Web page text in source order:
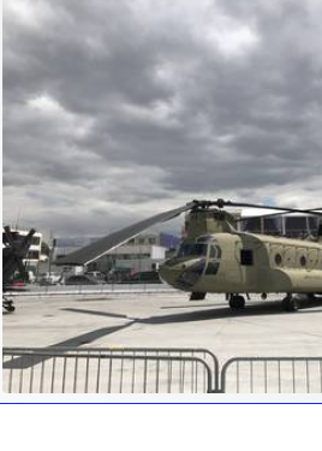
moi et quelques avions n'ont pas les
ouakamois
: Bonjourà toutes et à
quelques images du Pays Basque vous
d9pouces : Je me rattraperai à la Ferté
d9pouces : Malheureusement non un
fox_50: Bonjour, certains parmis vous
meeting de Lann Bihoué de 2026 ?
cachée dans les pins: Coucou et
au site!
jericho: Bonne année et tous mes
2026 !
little boy: je vous souhaite un bon
année!